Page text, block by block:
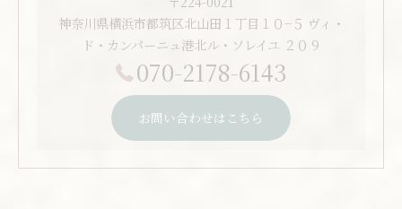
神奈川県横浜市都筑区北山田１丁目１０−５ ヴィ・
ド・カンパーニュ港北ル・ソレイユ ２０９
070-2178-6143
お問い合わせはこちら